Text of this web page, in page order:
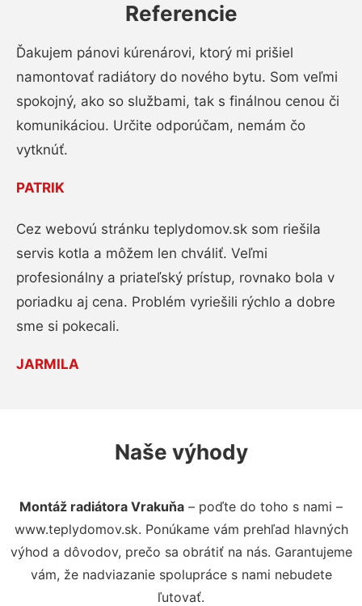
Referencie
Ďakujem pánovi kúrenárovi, ktorý mi prišiel
namontovať radiátory do nového bytu. Som veľmi
spokojný, ako so službami, tak s finálnou cenou či
komunikáciou. Určite odporúčam, nemám čo
vytknúť.
PATRIK
Cez webovú stránku teplydomov.sk som riešila
servis kotla a môžem len chváliť. Veľmi
profesionálny a priateľský prístup, rovnako bola v
poriadku aj cena. Problém vyriešili rýchlo a dobre
sme si pokecali.
JARMILA
Naše výhody
Montáž radiátora Vrakuňa – poďte do toho s nami –
www.teplydomov.sk. Ponúkame vám prehľad hlavných
výhod a dôvodov, prečo sa obrátiť na nás. Garantujeme
vám, že nadviazanie spolupráce s nami nebudete
ľutovať.